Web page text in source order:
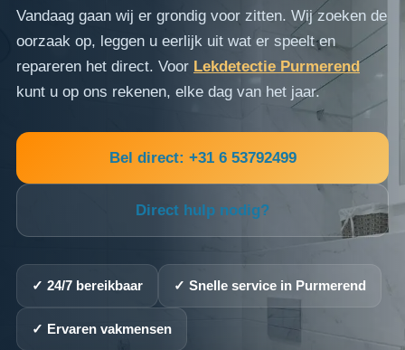
Vandaag gaan wij er grondig voor zitten. Wij zoeken de
oorzaak op, leggen u eerlijk uit wat er speelt en
repareren het direct. Voor Lekdetectie Purmerend
kunt u op ons rekenen, elke dag van het jaar.
Bel direct: +31 6 53792499
Direct hulp nodig?
✓ 24/7 bereikbaar ✓ Snelle service in Purmerend
✓ Ervaren vakmensen